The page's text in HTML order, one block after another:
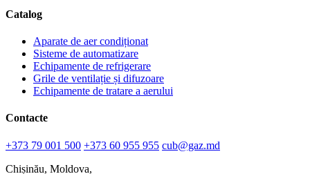
Catalog
Aparate de aer condiționat
Sisteme de automatizare
Echipamente de refrigerare
Grile de ventilație și difuzoare
Echipamente de tratare a aerului
Contacte
+373 79 001 500 +373 60 955 955 cub@gaz.md
Chișinău, Moldova,